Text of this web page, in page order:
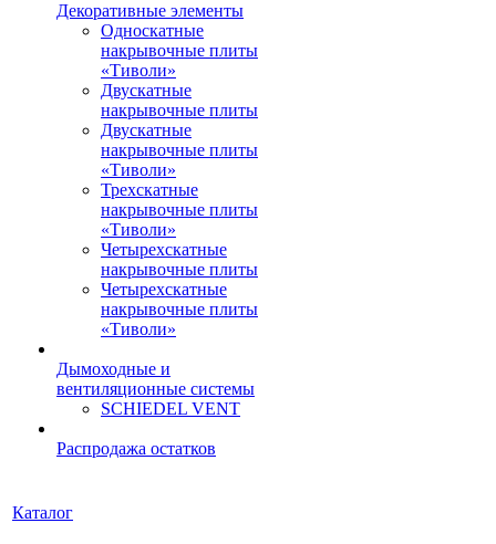
Декоративные элементы
Односкатные
накрывочные плиты
«Тиволи»
Двускатные
накрывочные плиты
Двускатные
накрывочные плиты
«Тиволи»
Трехскатные
накрывочные плиты
«Тиволи»
Четырехскатные
накрывочные плиты
Четырехскатные
накрывочные плиты
«Тиволи»
Дымоходные и
вентиляционные системы
SCHIEDEL VENT
Распродажа остатков
Каталог